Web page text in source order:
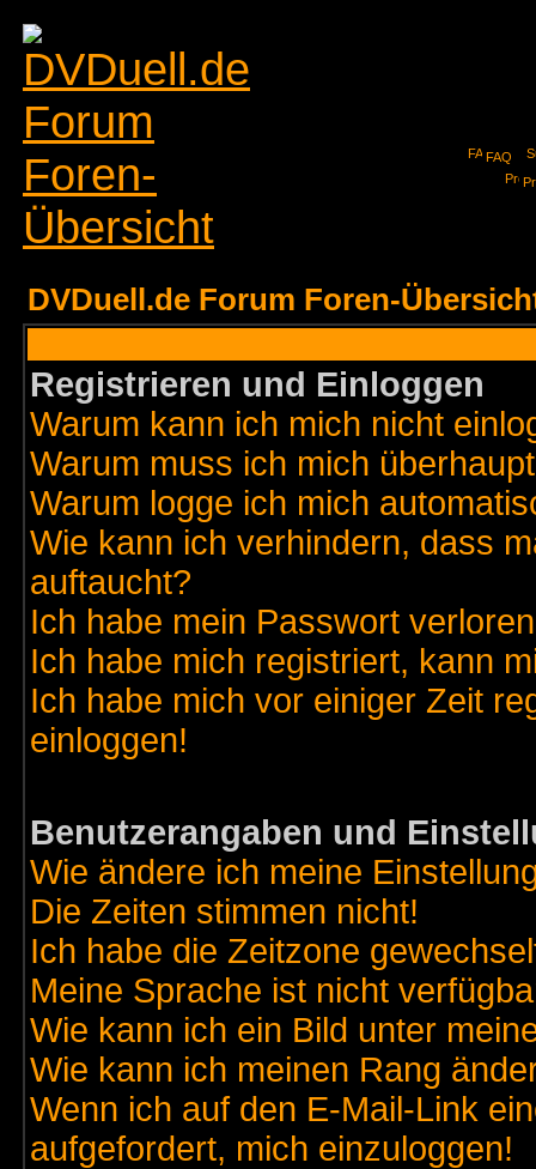
FAQ
DVDuell.de Forum Foren-
Registrieren und Einloggen
Warum kann ich mich nicht
Warum muss ich mich
Warum logge ich mich
Wie kann ich verhindern, dass
auftaucht?
Ich habe mein Passwort
Ich habe mich registriert, kann
Ich habe mich vor einiger Zeit
einloggen!
Benutzerangaben und
Wie ändere ich meine
Die Zeiten stimmen nicht!
Ich habe die Zeitzone
Meine Sprache ist nicht
Wie kann ich ein Bild unter
Wie kann ich meinen Rang
Wenn ich auf den E-Mail-Link
aufgefordert, mich einzuloggen!